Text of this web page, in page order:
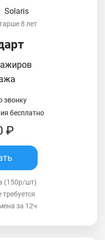
| Solaris
8 лет
звонку
бесплатно
₽
(150р/шт)
за 12ч